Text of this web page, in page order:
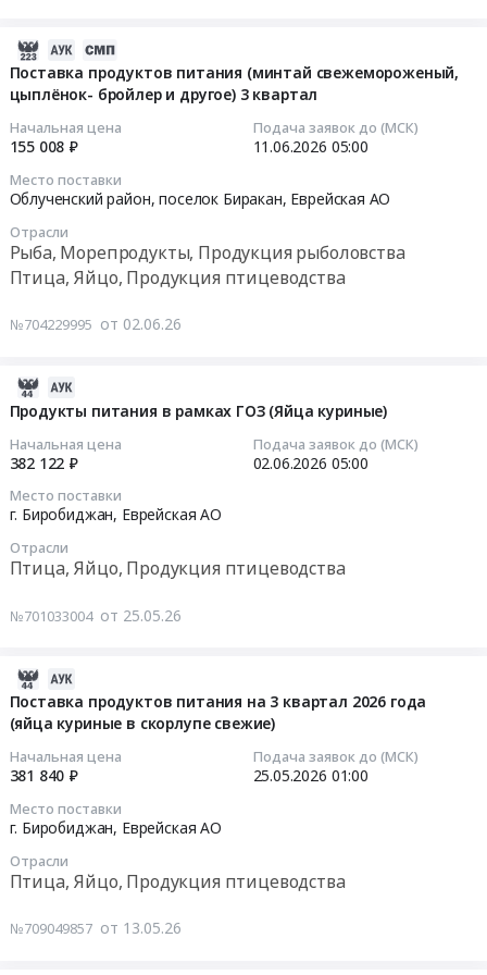
Поставка продуктов питания (минтай свежемороженый,
цыплёнок- бройлер и другое) 3 квартал
Начальная цена
155 008 ₽
Подача заявок до (МСК)
11.06.2026 05:00
Место поставки
Облученский район, поселок Биракан, Еврейская АО
Отрасли
Рыба, Морепродукты, Продукция рыболовства
Птица, Яйцо, Продукция птицеводства
№704229995 от 02.06.26
Продукты питания в рамках ГОЗ (Яйца куриные)
Начальная цена
382 122 ₽
Подача заявок до (МСК)
02.06.2026 05:00
Место поставки
г. Биробиджан, Еврейская АО
Отрасли
Птица, Яйцо, Продукция птицеводства
№701033004 от 25.05.26
Поставка продуктов питания на 3 квартал 2026 года
(яйца куриные в скорлупе свежие)
Начальная цена
381 840 ₽
Подача заявок до (МСК)
25.05.2026 01:00
Место поставки
г. Биробиджан, Еврейская АО
Отрасли
Птица, Яйцо, Продукция птицеводства
№709049857 от 13.05.26